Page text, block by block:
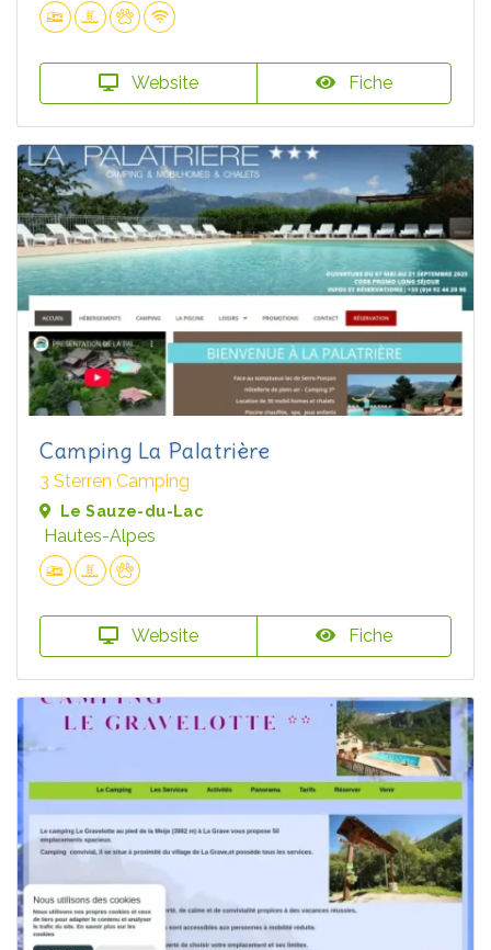
Website Fiche
Camping La Palatrière
3 Sterren Camping
Le Sauze-du-Lac
Hautes-Alpes
Website Fiche